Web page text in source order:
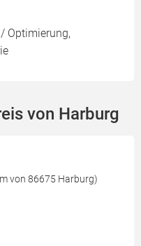
Optimierung,
von Harburg
von 86675 Harburg)